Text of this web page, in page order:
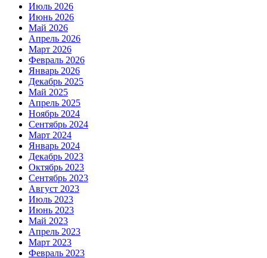
Июль 2026
Июнь 2026
Май 2026
Апрель 2026
Март 2026
Февраль 2026
Январь 2026
Декабрь 2025
Май 2025
Апрель 2025
Ноябрь 2024
Сентябрь 2024
Март 2024
Январь 2024
Декабрь 2023
Октябрь 2023
Сентябрь 2023
Август 2023
Июль 2023
Июнь 2023
Май 2023
Апрель 2023
Март 2023
Февраль 2023